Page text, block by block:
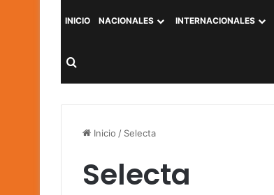
INICIO NACIONALES INTERNACIONALES
Buscar por
Inicio / Selecta
Selecta